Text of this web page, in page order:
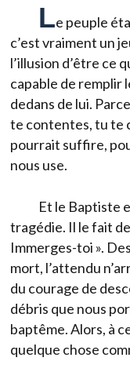
Le peuple
c’est vraiment un
l’illusion d’être ce
capable de remplir
dedans de lui.
te contentes, tu te
pourrait suffire,
nous use.
Et le Baptiste
tragédie. Il le fait
Immerges-toi ».
mort, l’attendu
du courage de
débris que nous
baptême. Alors, à
quelque chose